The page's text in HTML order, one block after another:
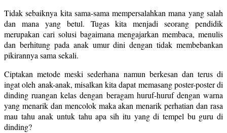
Tidak sebaiknya kita sama-sama mempersalahkan mana yang salah
dan mana yang betul. Tugas kita menjadi seorang pendidik
merupakan cari solusi bagaimana mengajarkan membaca, menulis
dan berhitung pada anak umur dini dengan tidak membebankan
pikirannya sama sekali.
Ciptakan metode meski sederhana namun berkesan dan terus di
ingat oleh anak-anak, misalkan kita dapat memasang poster-poster di
dinding ruangan kelas dengan beragam huruf-huruf dengan warna
yang menarik dan mencolok maka akan menarik perhatian dan rasa
mau tahu anak untuk tahu apa sih itu yang di tempel bu guru di
dinding?